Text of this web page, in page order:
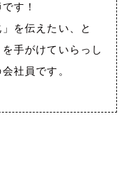
す！
を伝えたい、と
手がけていらっし
社員です。